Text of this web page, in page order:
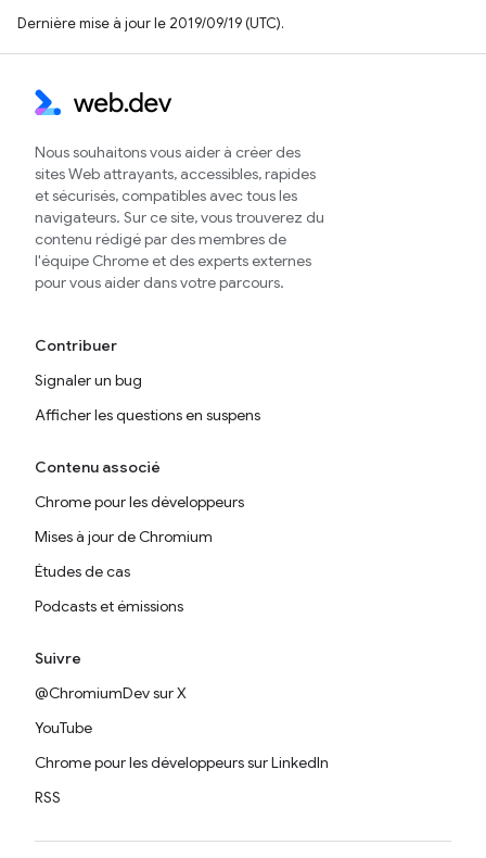
Dernière mise à jour le 2019/09/19 (UTC).
Nous souhaitons vous aider à créer des
sites Web attrayants, accessibles, rapides
et sécurisés, compatibles avec tous les
navigateurs. Sur ce site, vous trouverez du
contenu rédigé par des membres de
l'équipe Chrome et des experts externes
pour vous aider dans votre parcours.
Contribuer
Signaler un bug
Afficher les questions en suspens
Contenu associé
Chrome pour les développeurs
Mises à jour de Chromium
Études de cas
Podcasts et émissions
Suivre
@ChromiumDev sur X
YouTube
Chrome pour les développeurs sur LinkedIn
RSS